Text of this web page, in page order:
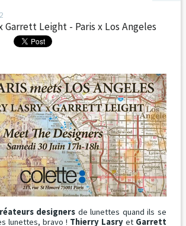
Garrett Leight - Paris x Los Angeles
designers de lunettes quand ils se
lunettes, bravo ! Thierry Lasryet Garrett